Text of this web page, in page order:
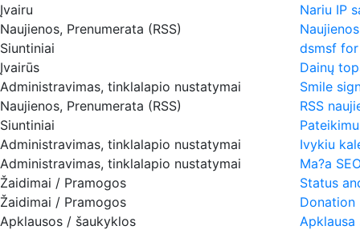
Įvairu
Nariu IP
Naujienos, Prenumerata (RSS)
Siuntiniai
dsmsf
Įvairūs
Dainų
Administravimas, tinklalapio nustatymai
Smile
Naujienos, Prenumerata (RSS)
RSS
Siuntiniai
Administravimas, tinklalapio nustatymai
Ivykiu
Administravimas, tinklalapio nustatymai
Ma?a
Žaidimai / Pramogos
Status
Žaidimai / Pramogos
Donation
Apklausos / šaukyklos